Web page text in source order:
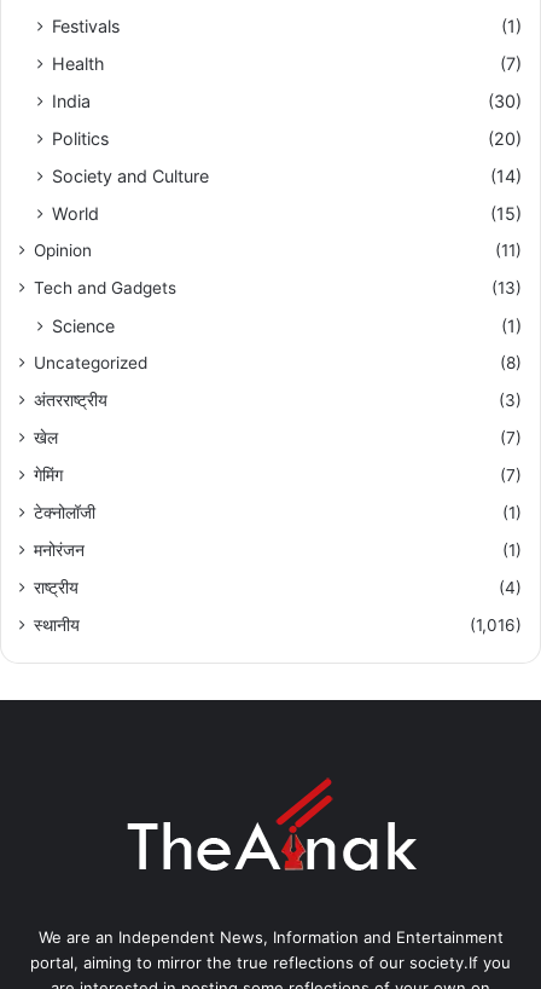
Festivals
(1)
Health
(7)
India
(30)
Politics
(20)
Society and Culture
(14)
World
(15)
Opinion
(11)
Tech and Gadgets
(13)
Science (1)
Uncategorized
(8)
अंतरराष्ट्रीय
(3)
खेल
(7)
गेमिंग
(7)
टेक्नोलॉजी
(1)
मनोरंजन
(1)
राष्ट्रीय
(4)
स्थानीय
(1,016)
We are an Independent News, Information and Entertainment
portal, aiming to mirror the true reflections of our society.If you